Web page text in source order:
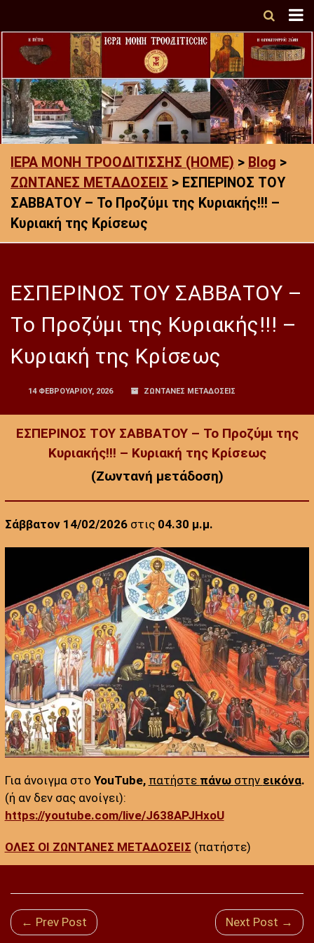
ΙΕΡΑ ΜΟΝΗ ΤΡΟΟΔΙΤΙΣΣΗΣ (HOME) > Blog >
ΖΩΝΤΑΝΕΣ ΜΕΤΑΔΟΣΕΙΣ > ΕΣΠΕΡΙΝΟΣ ΤΟΥ
ΣΑΒΒΑΤΟΥ – Το Προζύμι της Κυριακής!!! –
Κυριακή της Κρίσεως
ΕΣΠΕΡΙΝΟΣ ΤΟΥ ΣΑΒΒΑΤΟΥ –
Το Προζύμι της Κυριακής!!! –
Κυριακή της Κρίσεως
14 ΦΕΒΡΟΥΑΡΊΟΥ, 2026 ΖΩΝΤΑΝΕΣ ΜΕΤΑΔΟΣΕΙΣ
ΕΣΠΕΡΙΝΟΣ ΤΟΥ ΣΑΒΒΑΤΟΥ – Το Προζύμι της
Κυριακής!!! – Κυριακή της Κρίσεως
(Ζωντανή μετάδοση)
Σάββατον 14/02/2026στις 04.30 μ.μ.
Για άνοιγμα στο YouTube, πατήστε πάνω στην εικόνα.
(ή αν δεν σας ανοίγει):
https://youtube.com/live/J638APJHxoU
ΟΛΕΣ ΟΙ ΖΩΝΤΑΝΕΣ ΜΕΤΑΔΟΣΕΙΣ (πατήστε)
← Prev Post Next Post →